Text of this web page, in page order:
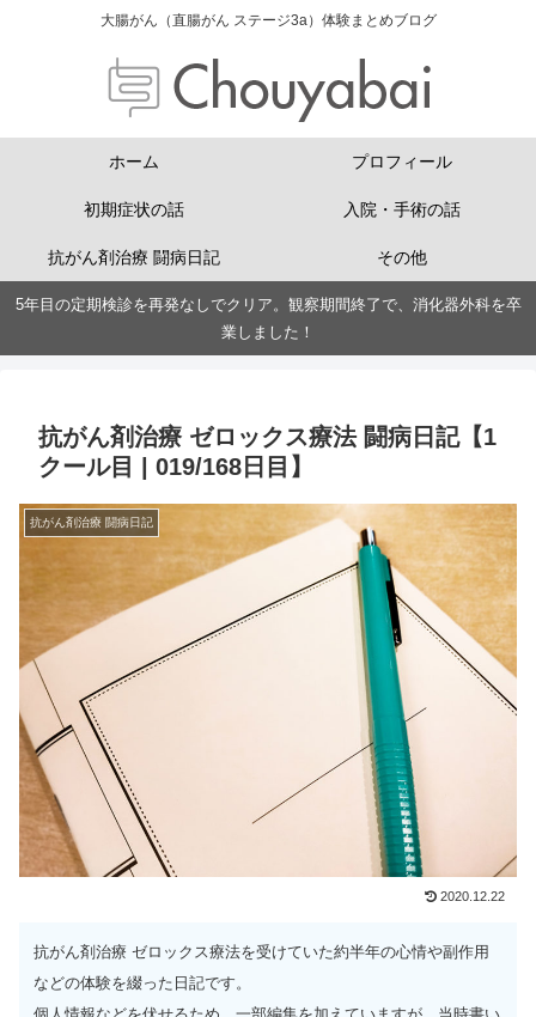
大腸がん（直腸がん ステージ3a）体験まとめブログ
ホーム プロフィール
初期症状の話 入院・手術の話
抗がん剤治療 闘病日記 その他
5年目の定期検診を再発なしでクリア。観察期間終了で、消化器外科を卒
業しました！
抗がん剤治療 ゼロックス療法 闘病日記【1
クール目 | 019/168日目】
抗がん剤治療 闘病日記
2020.12.22
抗がん剤治療 ゼロックス療法を受けていた約半年の心情や副作用
などの体験を綴った日記です。